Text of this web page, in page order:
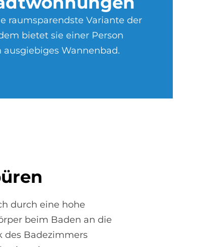
raumsparendste Variante der
bietet sie einer Person
Wannenbad.
durch eine hohe
beim Baden an die
des Badezimmers